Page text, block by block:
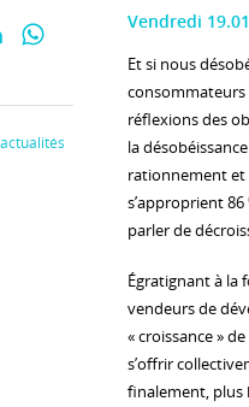
Vendredi
Et si nous
consommateurs
réflexions des
la
rationnement et
s’approprient
parler de
Égratignant à la
vendeurs de
« croissance »
s’offrir
finalement, plus